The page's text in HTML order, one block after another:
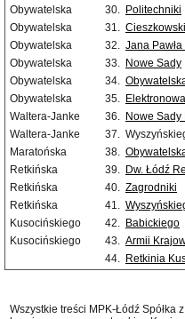
Obywatelska
30. Politechniki
Obywatelska
31.
Obywatelska
32. Jana Pawła II
Obywatelska
33. Nowe Sady
Obywatelska
34.
Obywatelska
35.
Waltera-Janke
36. Nowe Sady
Waltera-Janke
37.
Maratońska
38.
Retkińska
39. Dw. Łódź
Retkińska
40. Zagrodniki
Retkińska
41.
Kusocińskiego
42. Babickiego
Kusocińskiego
43. Armii
44. Retkinia
Wszystkie treści MPK-Łódź